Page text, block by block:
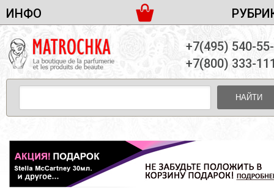
ИНФО
ДОСТАВКА И ОПЛАТА
ПАРТНЕРСТВО
КОНТАКТЫ
ЖЕНСКАЯ ПАРФЮМЕРИЯ
МУЖСКАЯ ПАРФЮМЕРИЯ
УНИСЕКС ПАРФЮМЕРИЯ
ЖЕНСКИЕ НАБОРЫ
МУЖСКИЕ НАБОРЫ
УНИСЕКС НАБОРЫ
УХОД ЗА ЛИЦОМ
+7(495) 540-
+7(800) 333-
НАЙТИ